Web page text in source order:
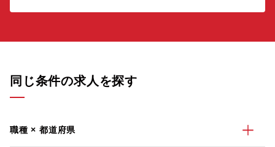
同じ条件の求人を探す
職種 × 都道府県